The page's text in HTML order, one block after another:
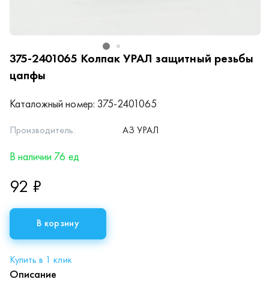
375-2401065 Колпак УРАЛ защитный резьбы
цапфы
Каталожный номер: 375-2401065
Производитель: АЗ УРАЛ
В наличии 76 ед
92 ₽
В корзину
Купить в 1 клик
Описание